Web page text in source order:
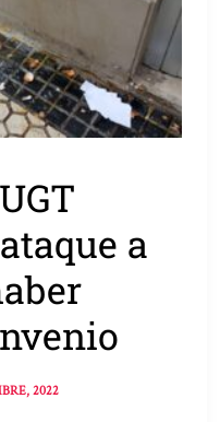
a
2022